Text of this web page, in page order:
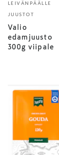
LEIVÄNPÄÄLLE
JUUSTOT
Valio
edamjuusto
300g viipale